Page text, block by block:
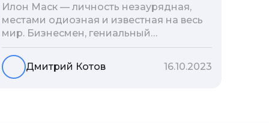
Илон Маск — личность незаурядная,
местами одиозная и известная на весь
мир. Бизнесмен, гениальный
изобретатель и миллиардер, живой
прообраз экранного Железного
человека — настоящий супергерой в
Дмитрий Котов 16.10.2023